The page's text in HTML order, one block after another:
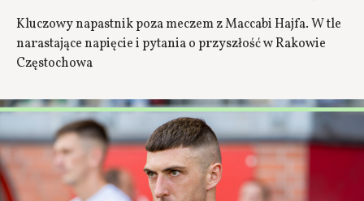
Kluczowy napastnik poza meczem z Maccabi Hajfa. W tle
narastające napięcie i pytania o przyszłość w Rakowie
Częstochowa